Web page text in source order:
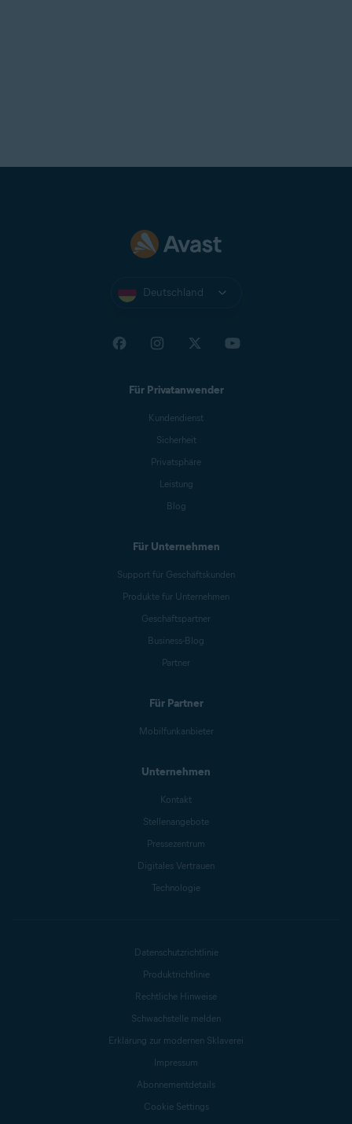
Deutschland
Für Privatanwender
Kundendienst
Sicherheit
Privatsphäre
Leistung
Blog
Für Unternehmen
Support für Geschäftskunden
Produkte für Unternehmen
Geschäftspartner
Business-Blog
Partner
Für Partner
Mobilfunkanbieter
Unternehmen
Kontakt
Stellenangebote
Pressezentrum
Digitales Vertrauen
Technologie
Datenschutzrichtlinie
Produktrichtlinie
Rechtliche Hinweise
Schwachstelle melden
Erklärung zur modernen Sklaverei
Impressum
Abonnementdetails
Cookie Settings